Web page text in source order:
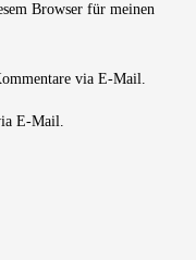
Browser für meinen
via E-Mail.
E-Mail.